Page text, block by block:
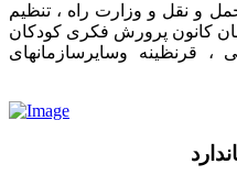
و نقل و وزارت راه ، تنظیم
کانون پرورش فکری کودکان
، قرنظینه وسایرسازمانهای